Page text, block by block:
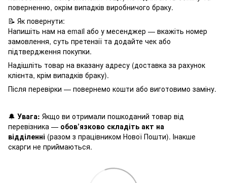
поверненню, окрім випадків виробничого браку.
📝 Як повернути:
Напишіть нам на email або у месенджер — вкажіть номер
замовлення, суть претензії та додайте чек або
підтвердження покупки.
Надішліть товар на вказану адресу (доставка за рахунок
клієнта, крім випадків браку).
Після перевірки — повернемо кошти або виготовимо заміну.
🔔 Увага: Якщо ви отримали пошкоданий товар від
перевізника — обов’язково складіть акт на
відділенні (разом з працівником Нової Пошти). Інакше
скарги не приймаються.